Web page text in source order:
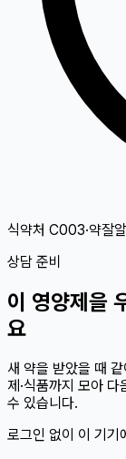
식약처 C003·약잘
상담 준비
이 영양제 을
요
새 약을 받았을 때
제·식품까지 모아
수 있습니다.
로그인 없이 이 기기